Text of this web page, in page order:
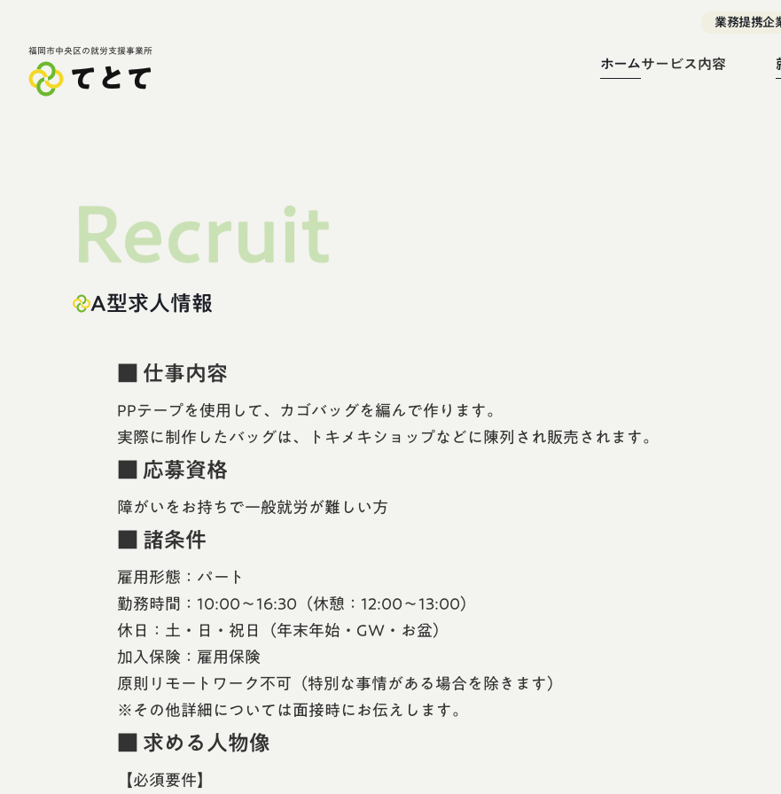
業務提携企
福岡市中央区の就労支援事業所
てとて ホームサービス内容
Recruit
A型求人情報
■ 仕事内容
PPテープを使用して、カゴバッグを編んで作ります。
実際に制作したバッグは、トキメキショップなどに陳列され販売されます。
■ 応募資格
障がいをお持ちで一般就労が難しい方
■ 諸条件
雇用形態：パート
勤務時間：10:00〜16:30（休憩：12:00〜13:00）
休日：土・日・祝日（年末年始・GW・お盆）
加入保険：雇用保険
原則リモートワーク不可（特別な事情がある場合を除きます）
※その他詳細については面接時にお伝えします。
■ 求める人物像
【必須要件】